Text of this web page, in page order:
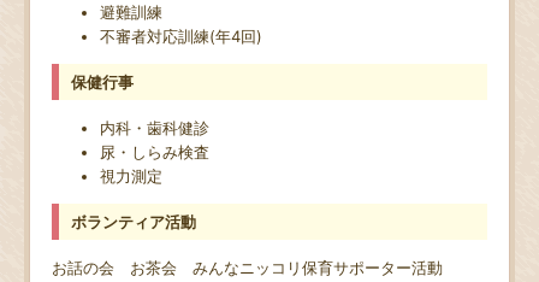
避難訓練
不審者対応訓練(年4回)
保健行事
内科・歯科健診
尿・しらみ検査
視力測定
ボランティア活動
お話の会 お茶会 みんなニッコリ保育サポーター活動